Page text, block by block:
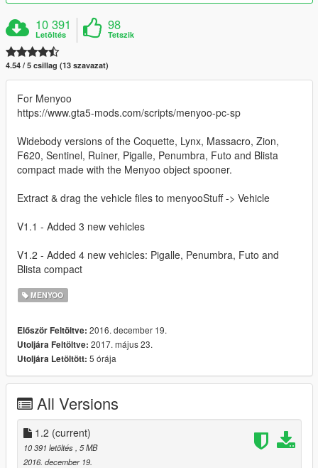
10 391
Letöltés
98
Tetszik
4.54 / 5 csillag (13 szavazat)
For Menyoo
https://www.gta5-mods.com/scripts/menyoo-pc-sp
Widebody versions of the Coquette, Lynx, Massacro, Zion,
F620, Sentinel, Ruiner, Pigalle, Penumbra, Futo and Blista
compact made with the Menyoo object spooner.
Extract & drag the vehicle files to menyooStuff -> Vehicle
V1.1 - Added 3 new vehicles
V1.2 - Added 4 new vehicles: Pigalle, Penumbra, Futo and
Blista compact
MENYOO
Először Feltöltve: 2016. december 19.
Utoljára Feltöltve: 2017. május 23.
Utoljára Letöltött: 5 órája
All Versions
1.2 (current)
10 391 letöltés , 5 MB
2016. december 19.